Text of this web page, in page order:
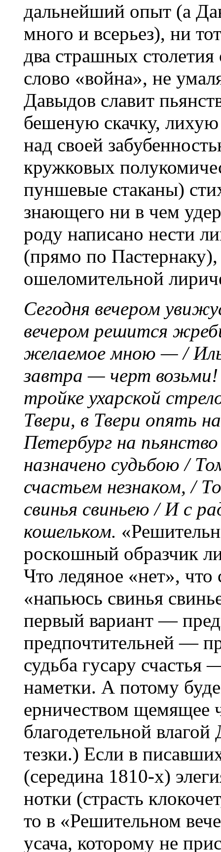
дальнейший опыт (а
много и всерьез), ни
два страшных
слово «война», не
Давыдов славит
бешеную скачку, лихую
над своей
кружковых
пуншевые стаканы)
знающего ни в чем
роду написано нести
(прямо по
ошеломительной
Сегодня вечером
вечером решится
желаемое мною — /
завтра — черт
тройке ухарской
Твери, в Твери опять
Петербург на
назначено судьбою /
счастьем незнаком, /
свинья свиньею / И с
кошельком.
роскошный образчик
Что ледяное «нет»,
«напьюсь свинья
первый вариант —
предпочтительней —
судьба гусару счастья
наметки. А потому
ерничеством щемящее
благодетельной
тезки.) Если в
(середина 1810-х)
нотки (страсть
то в «Решительном
усача, которому не